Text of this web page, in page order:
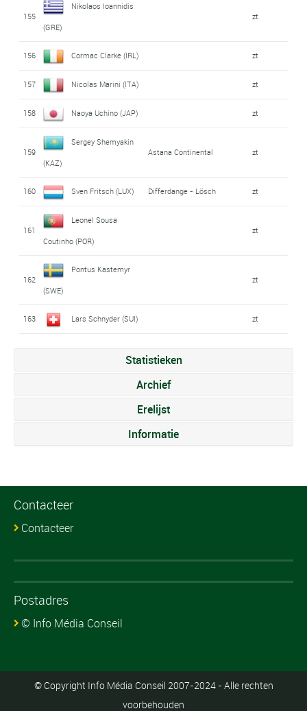
155
Nikolaos Ioannidis
(GRE)
zt
156 Cormac Clarke (IRL) zt
157 Nicolas Marini (ITA) zt
158 Naoya Uchino (JAP) zt
159
Sergey Shemyakin
(KAZ)
Astana Continental zt
160 Sven Fritsch (LUX) Differdange - Lösch zt
161
Leonel Sousa
Coutinho (POR)
zt
162
Pontus Kastemyr
(SWE)
zt
163 Lars Schnyder (SUI) zt
Statistieken
Archief
Erelijst
Informatie
Contacteer
Contacteer
Postadres
© Info Média Conseil
© Copyright Info Média Conseil 2007-2024 - Alle rechten
voorbehouden